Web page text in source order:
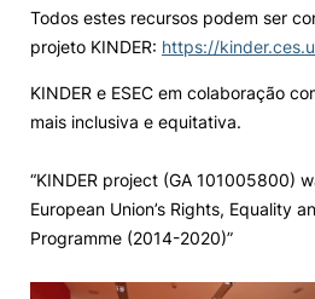
Elogio / Sugestão / Reclamação
Todos estes recursos podem ser
projeto KINDER: https://
KINDER e ESEC em colaboração
mais inclusiva e equitativa.
“KINDER project (GA 101005800)
European Union’s Rights, Equality
Programme (2014-2020)”